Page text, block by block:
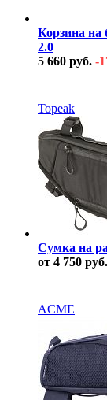
Корзина на
2.0
5 660 руб. -
Topeak
Сумка на
от 4 750 руб.
ACME